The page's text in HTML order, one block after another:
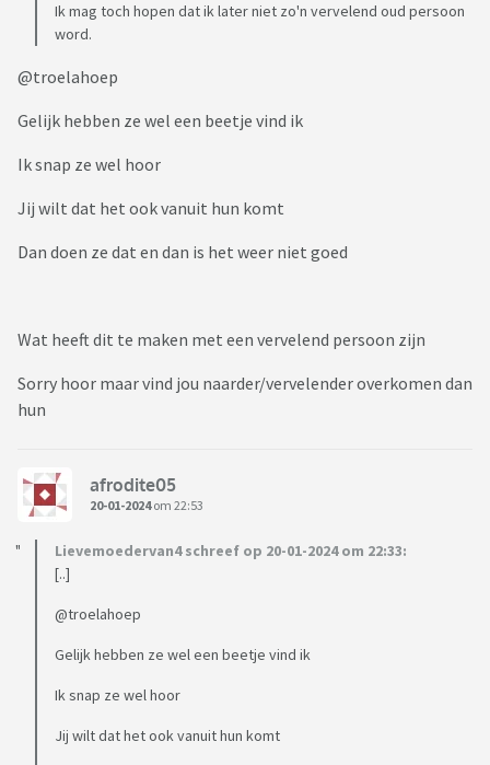
Ik mag toch hopen dat ik later niet zo'n vervelend oud persoon
word.
@troelahoep
Gelijk hebben ze wel een beetje vind ik
Ik snap ze wel hoor
Jij wilt dat het ook vanuit hun komt
Dan doen ze dat en dan is het weer niet goed
Wat heeft dit te maken met een vervelend persoon zijn
Sorry hoor maar vind jou naarder/vervelender overkomen dan
hun
afrodite05
20-01-2024om 22:53
Lievemoedervan4 schreef op 20-01-2024 om 22:33:
[..]
@troelahoep
Gelijk hebben ze wel een beetje vind ik
Ik snap ze wel hoor
Jij wilt dat het ook vanuit hun komt